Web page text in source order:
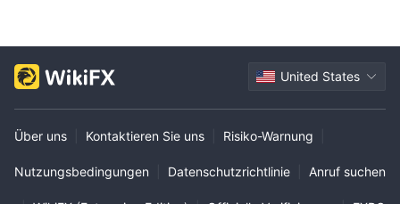
United States
Über uns Kontaktieren Sie uns Risiko-Warnung
Nutzungsbedingungen Datenschutzrichtlinie Anruf suchen